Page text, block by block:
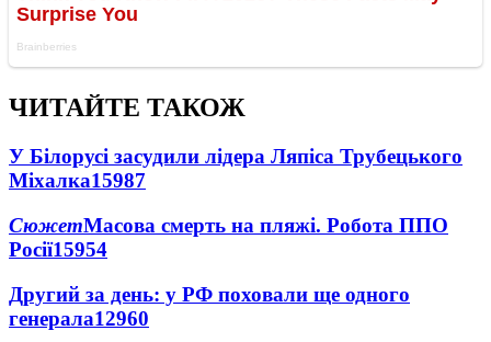
ЧИТАЙТЕ ТАКОЖ
У Білорусі засудили лідера Ляпіса Трубецького
Міхалка15987
СюжетМасова смерть на пляжі. Робота ППО
Росії15954
Другий за день: у РФ поховали ще одного
генерала12960